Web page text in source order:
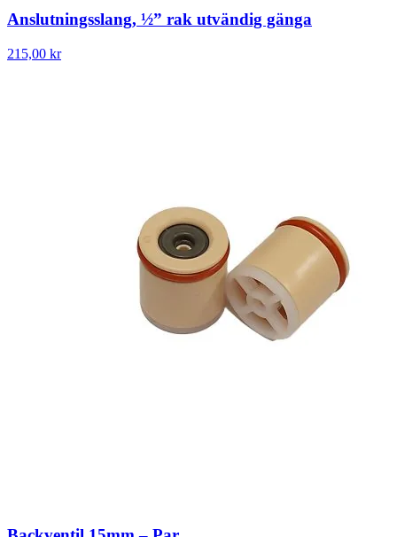
Anslutningsslang, ½” rak utvändig gänga
215,00 kr